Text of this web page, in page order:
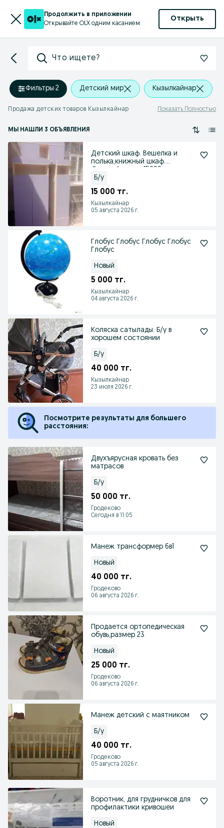
Продолжить в приложении
Открывайте OLX одним касанием
Открыть
Что ищете?
Фильтры·2 Детский мир Кызылкайнар
Продажа детских товаров Кызылкайнар Показать Полностью
МЫ НАШЛИ 3 ОБЪЯВЛЕНИЯ
Детский шкаф. Вешелка и
полька,книжный шкаф.
Б/у
15 000 тг.
Кызылкайнар
05 августа 2026 г.
Глобус Глобус Глобус Глобус
Глобус
Новый
5 000 тг.
Кызылкайнар
04 августа 2026 г.
Коляска сатылады. Б/у в
хорошем состоянии
Б/у
40 000 тг.
Кызылкайнар
23 июля 2026 г.
Посмотрите результаты для большего
расстояния:
Двухъярусная кровать без
матрасов
Б/у
50 000 тг.
Гродеково
Сегодня в 11:05
Манеж трансформер 6в1
Новый
40 000 тг.
Гродеково
06 августа 2026 г.
Продается ортопедическая
обувь,размер 23
Новый
25 000 тг.
Гродеково
06 августа 2026 г.
Манеж детский с маятником
Б/у
40 000 тг.
Гродеково
05 августа 2026 г.
Воротник, для грудничков для
профилактики кривошеи
Новый